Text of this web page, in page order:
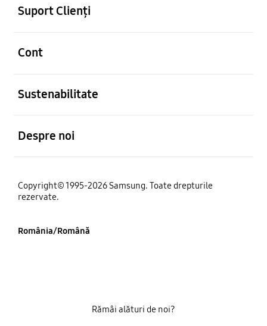
Suport Clienți
Cont
Sustenabilitate
Despre noi
Copyright© 1995-2026 Samsung. Toate drepturile
rezervate.
România/Română
Rămâi alături de noi?